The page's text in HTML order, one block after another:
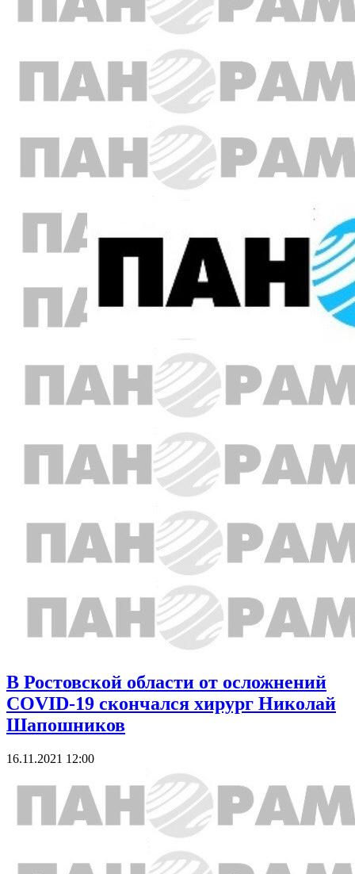
В Ростовской области от осложнений
COVID-19 скончался хирург Николай
Шапошников
16.11.2021 12:00